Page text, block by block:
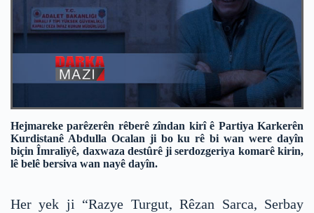
Hejmareke parêzerên rêberê zîndan kirî ê Partiya Karkerên
Kurdistanê Abdulla Ocalan ji bo ku rê bi wan were dayîn
biçin Îmraliyê, daxwaza destûrê ji serdozgeriya komarê kirin,
lê belê bersiva wan nayê dayîn.
Her yek ji “Razye Turgut, Rêzan Sarca, Serbay